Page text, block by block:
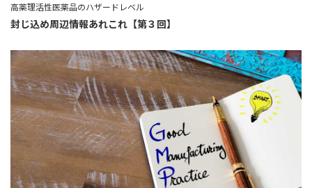
高薬理活性医薬品のハザードレベル
封じ込め周辺情報あれこれ【第３回】